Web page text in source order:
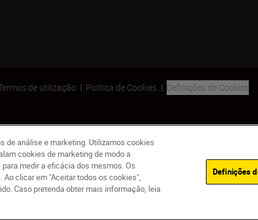
de utilização Política de Cookies
Definições de Cookies
de análise e marketing. Utilizamos cookies
cookies de marketing de modo a
medir a eficácia dos mesmos. Os
clicar em "Aceitar todos os cookies",
Caso pretenda obter mais informação, leia
Definições